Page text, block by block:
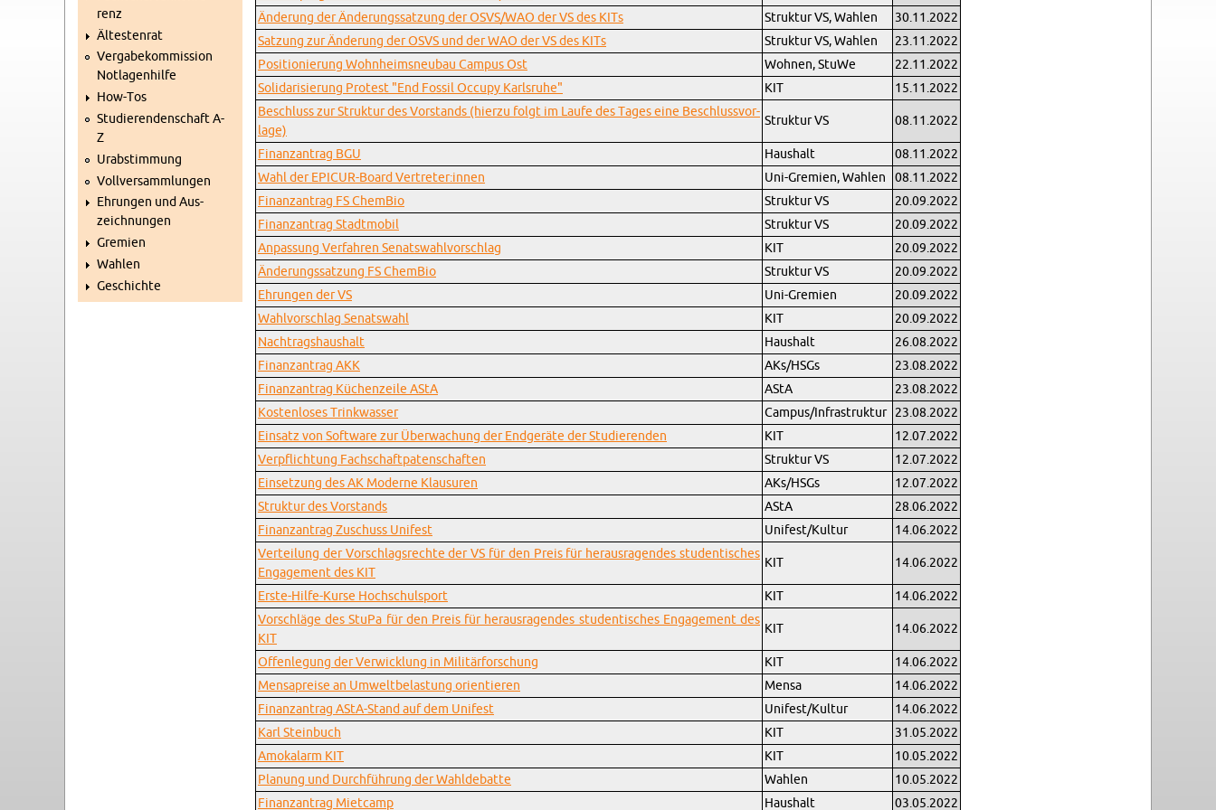
renz
Äl­tes­ten­rat
Ver­ga­be­kom­mis­si­on
Not­la­gen­hil­fe
How-Tos
Stu­die­ren­den­schaft A-
Z
Ur­ab­stim­mung
Voll­ver­samm­lun­gen
Eh­run­gen und Aus­
zeich­nun­gen
Gre­mi­en
Wah­len
Ge­schich­te
Än­de­rung der Än­de­rungs­sat­zung der OSVS/WAO der VS des KITs
Struk­tur VS, Wah­len
30.11.2022
Sat­zung zur Än­de­rung der OSVS und der WAO der VS des KITs
Struk­tur VS, Wah­len
23.11.2022
Po­si­tio­nie­rung Wohn­heims­neu­bau Cam­pus Ost
Woh­nen, StuWe
22.11.2022
So­li­da­ri­sie­rung Pro­test "End Fos­sil Oc­cu­py Karls­ru­he"
KIT
15.11.2022
Be­schluss zur Struk­tur des Vor­stands (hier­zu folgt im Laufe des Tages eine Be­schluss­vor­
la­ge)
Struk­tur VS 08.11.2022
Fi­nanz­an­trag BGU Haus­halt
08.11.2022
Wahl der EPI­CUR-Board Ver­tre­ter:innen
Uni-Gre­mi­en, Wah­len
08.11.2022
Fi­nanz­an­trag FS Chem­Bio
Struk­tur VS
20.09.2022
Fi­nanz­an­trag Stadt­mo­bil
Struk­tur VS
20.09.2022
An­pas­sung Ver­fah­ren Se­nats­wahl­vor­schlag
KIT
20.09.2022
Än­de­rungs­sat­zung FS Chem­Bio
Struk­tur VS
20.09.2022
Eh­run­gen der VS
Uni-Gre­mi­en
20.09.2022
Wahl­vor­schlag Se­nats­wahl
KIT
20.09.2022
Nach­trags­haus­halt
Haus­halt
26.08.2022
Fi­nanz­an­trag AKK
AKs/HSGs
23.08.2022
Fi­nanz­an­trag Kü­chen­zei­le AStA
AStA
23.08.2022
Kos­ten­lo­ses Trink­was­ser
Cam­pus/In­fra­struk­tur
23.08.2022
Ein­satz von Soft­ware zur Über­wa­chung der End­ge­rä­te der Stu­die­ren­den
KIT
12.07.2022
Ver­pflich­tung Fach­schaft­pa­ten­schaf­ten
Struk­tur VS
12.07.2022
Ein­set­zung des AK Mo­der­ne Klau­su­ren
AKs/HSGs
12.07.2022
Struk­tur des Vor­stands
AStA
28.06.2022
Fi­nanz­an­trag Zu­schuss Uni­fest
Uni­fest/Kul­tur
14.06.2022
Ver­tei­lung der Vor­schlags­rech­te der VS für den Preis für her­aus­ra­gen­des stu­den­ti­sches
En­ga­ge­ment des KIT
KIT 14.06.2022
Ers­te-Hil­fe-Kur­se Hoch­schul­sport KIT
14.06.2022
Vor­schlä­ge des StuPa für den Preis für her­aus­ra­gen­des stu­den­ti­sches En­ga­ge­ment des
KIT
KIT 14.06.2022
Of­fen­le­gung der Ver­wick­lung in Mi­li­tär­for­schung KIT
14.06.2022
Men­sa­prei­se an Um­welt­be­las­tung ori­en­tie­ren
Mensa
14.06.2022
Fi­nanz­an­trag AStA-Stand auf dem Uni­fest
Uni­fest/Kul­tur
14.06.2022
Karl Stein­buch
KIT
31.05.2022
Amo­kalarm KIT
KIT
10.05.2022
Pla­nung und Durch­füh­rung der Wahl­de­bat­te
Wah­len
10.05.2022
Fi­nanz­an­trag Miet­camp
Haus­halt 03.05.2022